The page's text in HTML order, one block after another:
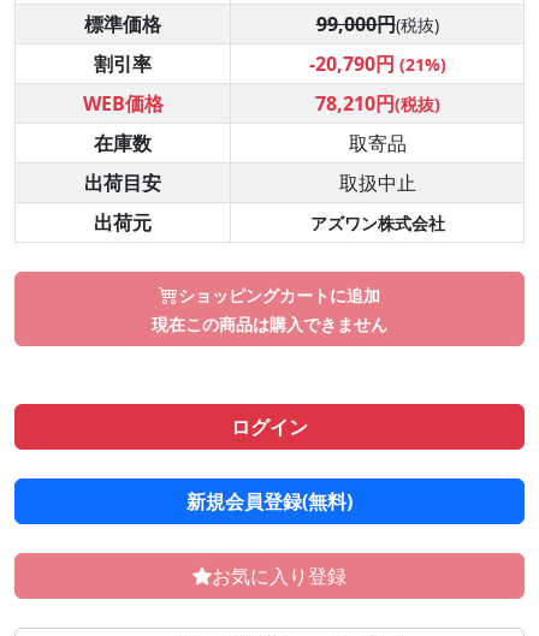
標準価格
99,000円(税抜)
割引率 -20,790円 (21%)
WEB価格 78,210円(税抜)
在庫数
取寄品
出荷目安
取扱中止
出荷元
アズワン株式会社
ショッピングカートに追加
現在この商品は購入できません
ログイン
新規会員登録(無料)
お気に入り登録